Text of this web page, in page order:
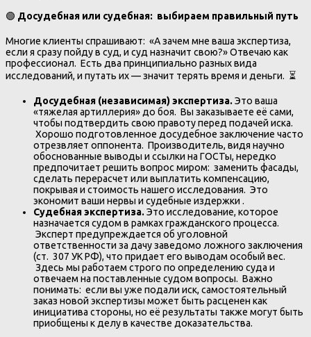
🟢 Досудебная или судебная: выбираем правильный путь
Многие клиенты спрашивают: «А зачем мне ваша экспертиза,
если я сразу пойду в суд, и суд назначит свою?» Отвечаю как
профессионал. Есть два принципиально разных вида
исследований, и путать их — значит терять время и деньги. ⏳
Досудебная (независимая) экспертиза.Это ваша
«тяжелая артиллерия» до боя. Вы заказываете её сами,
чтобы подтвердить свою правоту перед подачей иска.
Хорошо подготовленное досудебное заключение часто
отрезвляет оппонента. Производитель, видя научно
обоснованные выводы и ссылки на ГОСТы, нередко
предпочитает решить вопрос миром: заменить фасады,
сделать перерасчет или выплатить компенсацию,
покрывая и стоимость нашего исследования. Это
экономит ваши нервы и судебные издержки .
Судебная экспертиза.Это исследование, которое
назначается судом в рамках гражданского процесса.
Эксперт предупреждается об уголовной
ответственности за дачу заведомо ложного заключения
(ст. 307 УК РФ), что придает его выводам особый вес.
Здесь мы работаем строго по определению суда и
отвечаем на поставленные судом вопросы. Важно
понимать: если вы уже подали иск, самостоятельный
заказ новой экспертизы может быть расценен как
инициатива стороны, но её результаты также могут быть
приобщены к делу в качестве доказательства.